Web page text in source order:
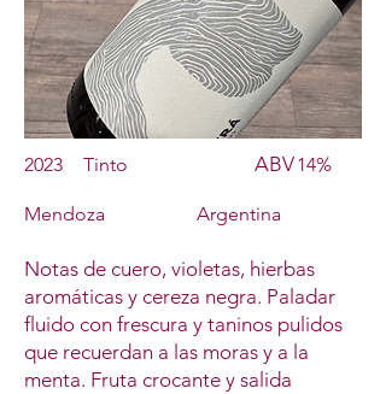
2023 Tinto 14%
ABV
Mendoza Argentina
Notas de cuero, violetas, hierbas
aromáticas y cereza negra. Paladar
fluido con frescura y taninos pulidos
que recuerdan a las moras y a la
menta. Fruta crocante y salida